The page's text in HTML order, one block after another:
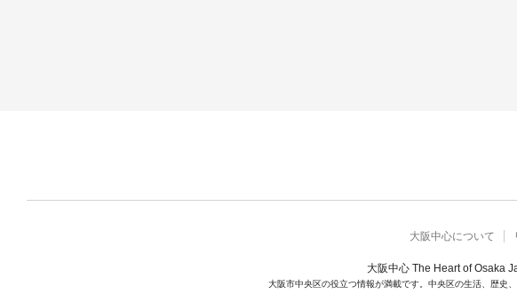
大阪中心について
大阪中心 The Heart of Osaka
大阪市中央区の役立つ情報が満載です。中央区の生活、歴史